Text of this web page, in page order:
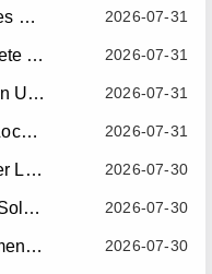
2026-07-31
Wheel Loader Blog | Tips, Guides & Attachments
2026-07-31
Wheel Loader Blog: The Complete Guide To Wheel Loaders For Construction, Agriculture, And Material Handling
2026-07-31
RIPPA RS06-3 Radiator And Fan Upgrade — Effective July 10, 2026
2026-07-31
RIPPA RS06-3 Boom Welding Locating Bar Optimization — Effective July 15, 2026
2026-07-30
Mini Wheel Loader Vs Skid Steer Loader: Which Compact Machine Is Better For Your Business?
2026-07-30
Mini Wheel Loader: A Compact Solution For Efficient Material Handling
2026-07-30
RIPPA R10 Bucket Cylinder Dimension Optimization — Effective July 15, 2026